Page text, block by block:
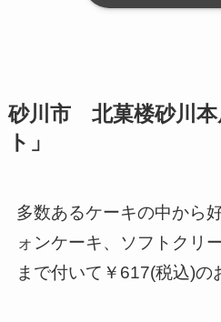
砂川市 北菓楼砂川本
ト」
多数あるケーキの中から
ォンケーキ、ソフトクリ
まで付いて￥617(税込)の